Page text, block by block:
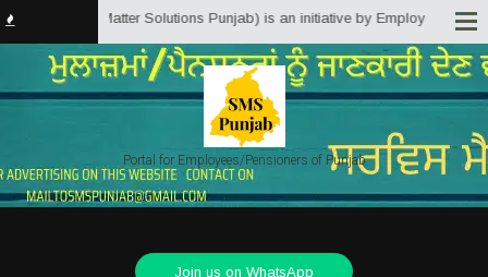
(Service Matter Solutions Punjab) is an initiative by Employees/
Portal for Employees/Pensioners of Punjab
Join us on WhatsApp